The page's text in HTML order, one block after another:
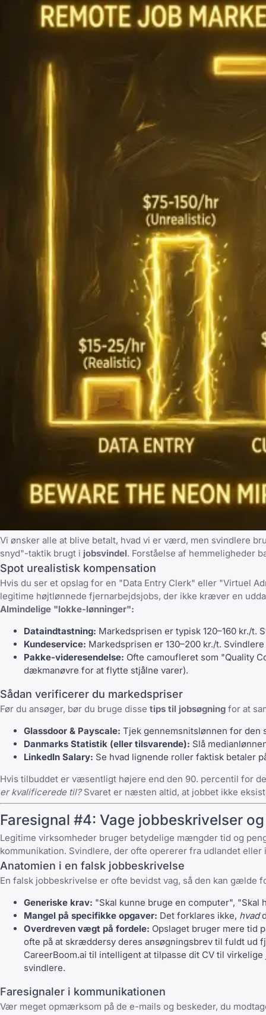
Vi ønsker alle at blive betalt, hvad vi er værd, men svindlere
snyd"-taktik brugt i jobsvindel. Forståelse af hemmeligheder
Spot urealistisk kompensation
Hvis du ser et opslag for en "Data Entry Clerk" eller "Virtuel
legitime højtlønnede fjernarbejdsjobs, der ikke kræver en
Almindelige "lokke-lønninger":
Dataindtastning: Markedsprisen er typisk 120–160 kr./t.
Kundeservice: Markedsprisen er 130–200 kr./t.
Pakke-videresendelse: Ofte camoufleret som "Quality
dækmanøvre for at flytte stjålne varer).
Sådan verificerer du markedspriser
Før du ansøger, bør du bruge disse tips til jobsøgning for at
Glassdoor & Payscale: Tjek gennemsnitslønnen for
Danmarks Statistik (eller tilsvarende): Slå
LinkedIn Salary: Se hvad lignende roller faktisk betaler
Hvis tilbuddet er væsentligt højere end den 90. percentil for
er kvalificerede til?Svaret er næsten altid, at jobbet ikke
Faresignal #4: Vage jobbeskrivelser
Legitime virksomheder bruger betydelige mængder tid og
kommunikation. Svindlere, der ofte opererer fra udlandet
Anatomien i en falsk jobbeskrivelse
En falsk jobbeskrivelse er ofte bevidst vag, så den kan gælde
Generiske krav: "Skal kunne bruge en computer",
Mangel på specifikke opgaver: Det forklares ikke, hvad
Overdreven vægt på fordele: Opslaget bruger mere tid
ofte på at skræddersy deres ansøgningsbrev til fuldt ud
CareerBoom.ai til intelligent at tilpasse dit CV til
svindlere.
Faresignaler i kommunikationen
Vær meget opmærksom på de e-mails og beskeder, du